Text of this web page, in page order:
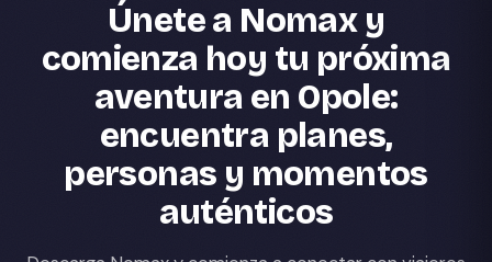
Únete a Nomax y
comienza hoy tu próxima
aventura en Opole:
encuentra planes,
personas y momentos
auténticos